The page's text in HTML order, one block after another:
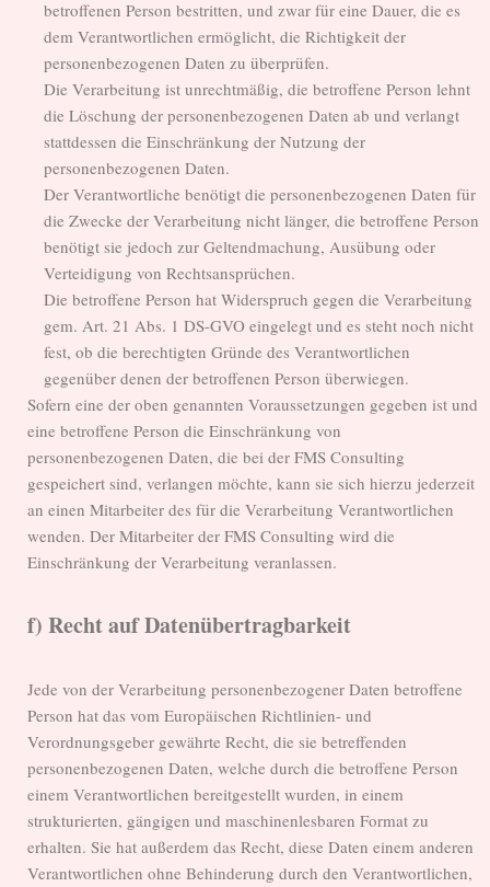
betroffenen Person bestritten, und zwar für eine Dauer, die es
dem Verantwortlichen ermöglicht, die Richtigkeit der
personenbezogenen Daten zu überprüfen.
Die Verarbeitung ist unrechtmäßig, die betroffene Person lehnt
die Löschung der personenbezogenen Daten ab und verlangt
stattdessen die Einschränkung der Nutzung der
personenbezogenen Daten.
Der Verantwortliche benötigt die personenbezogenen Daten für
die Zwecke der Verarbeitung nicht länger, die betroffene Person
benötigt sie jedoch zur Geltendmachung, Ausübung oder
Verteidigung von Rechtsansprüchen.
Die betroffene Person hat Widerspruch gegen die Verarbeitung
gem. Art. 21 Abs. 1 DS-GVO eingelegt und es steht noch nicht
fest, ob die berechtigten Gründe des Verantwortlichen
gegenüber denen der betroffenen Person überwiegen.
Sofern eine der oben genannten Voraussetzungen gegeben ist und
eine betroffene Person die Einschränkung von
personenbezogenen Daten, die bei der FMS Consulting
gespeichert sind, verlangen möchte, kann sie sich hierzu jederzeit
an einen Mitarbeiter des für die Verarbeitung Verantwortlichen
wenden. Der Mitarbeiter der FMS Consulting wird die
Einschränkung der Verarbeitung veranlassen.
f) Recht auf Datenübertragbarkeit
Jede von der Verarbeitung personenbezogener Daten betroffene
Person hat das vom Europäischen Richtlinien- und
Verordnungsgeber gewährte Recht, die sie betreffenden
personenbezogenen Daten, welche durch die betroffene Person
einem Verantwortlichen bereitgestellt wurden, in einem
strukturierten, gängigen und maschinenlesbaren Format zu
erhalten. Sie hat außerdem das Recht, diese Daten einem anderen
Verantwortlichen ohne Behinderung durch den Verantwortlichen,